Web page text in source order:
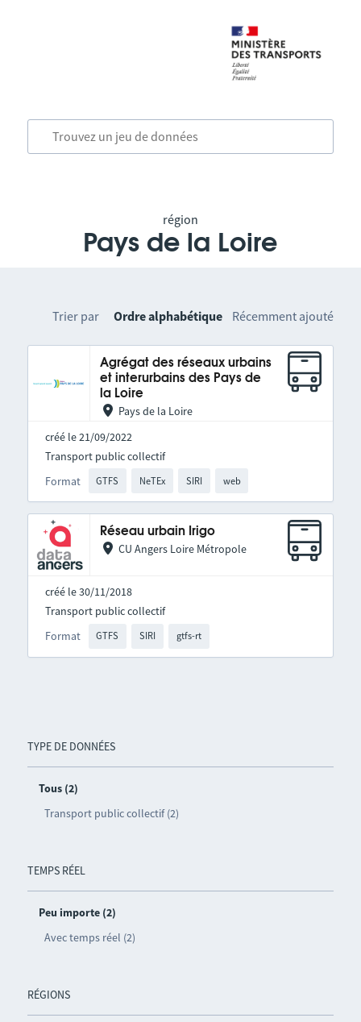
région
Pays de la Loire
TYPE DE DONNÉES
Tous (2)
Transport public collectif (2)
TEMPS RÉEL
Peu importe (2)
Avec temps réel (2)
RÉGIONS
Trier par Ordre alphabétique Récemment ajouté
Agrégat des réseaux urbains
et interurbains des Pays de
la Loire
Pays de la Loire
créé le 21/09/2022
Format GTFS NeTEx SIRI web
Transport public collectif
Réseau urbain Irigo
CU Angers Loire Métropole
créé le 30/11/2018
Format GTFS SIRI gtfs-rt
Transport public collectif